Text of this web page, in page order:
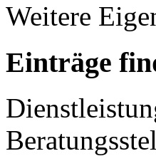
Weitere
Einträge